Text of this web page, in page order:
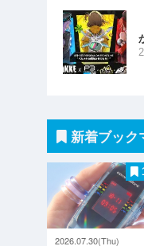
新着ブック
2026.07.30(Thu)